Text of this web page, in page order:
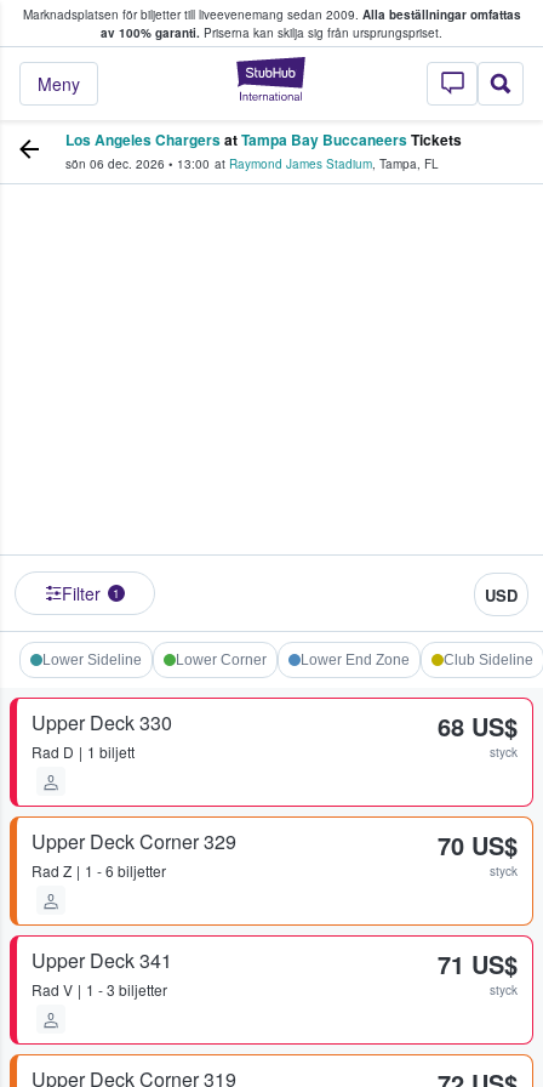
Marknadsplatsen för biljetter till liveevenemang sedan 2009. Alla beställningar omfattas
av 100% garanti. Priserna kan skilja sig från ursprungspriset.
StubHub – där
Meny
köper och säljer biljetter.
Los Angeles ChargersatTampa Bay BuccaneersTickets
sön 06 dec. 2026 • 13:00 at Raymond James Stadium, Tampa, FL
Filter 1 USD
Lower Sideline Lower Corner Lower End Zone Club Sideline
Upper Deck 330
Rad D 1 biljett
68 US$
styck
Upper Deck Corner 329
Rad Z 1 - 6 biljetter
70 US$
styck
Upper Deck 341
Rad V 1 - 3 biljetter
71 US$
styck
Upper Deck Corner 319